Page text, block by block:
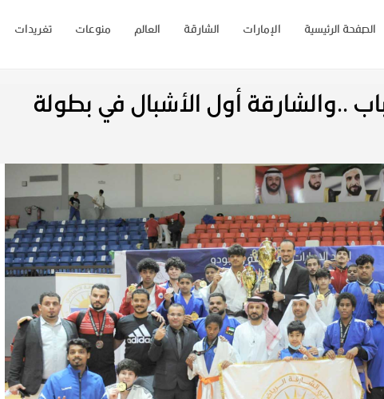
تغريدات منوعات العالم الشارقة الإمارات الصفحة الرئيسية
..والشارقة أول الأشبال في بطولة